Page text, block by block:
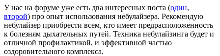
У нас на форуме уже есть два интересных поста (один,
второй) про опыт использования небулайзера. Рекомендую
небулайзер приобрести всем, кто имеет предрасположенность
к болезням дыхательных путей. Техника небулайзинга будет и
отличной профилактикой, и эффективной частью
оздоровительного комплекса.